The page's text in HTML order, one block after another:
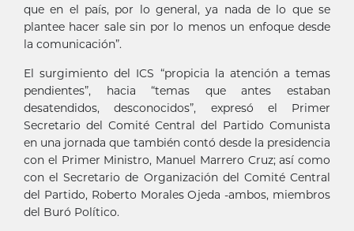
que en el país, por lo general, ya nada de lo que se
plantee hacer sale sin por lo menos un enfoque desde
la comunicación”.
El surgimiento del ICS “propicia la atención a temas
pendientes”, hacia “temas que antes estaban
desatendidos, desconocidos”, expresó el Primer
Secretario del Comité Central del Partido Comunista
en una jornada que también contó desde la presidencia
con el Primer Ministro, Manuel Marrero Cruz; así como
con el Secretario de Organización del Comité Central
del Partido, Roberto Morales Ojeda -ambos, miembros
del Buró Político.